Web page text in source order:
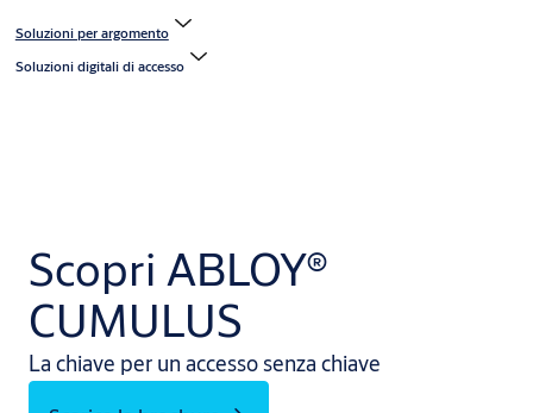
Soluzioni per argomento
Soluzioni digitali di accesso
Scopri ABLOY®
CUMULUS
La chiave per un accesso senza chiave